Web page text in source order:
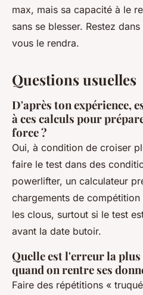
max, mais sa capacité à le
sans se blesser. Restez
vous le rendra.
Questions usuelles
D'après ton expérience,
à ces calculs pour
force ?
Oui, à condition de croiser
faire le test dans des
powerlifter, un calculateur
chargements de
les clous, surtout si le test
avant la date butoir.
Quelle est l'erreur la plus
quand on rentre ses
Faire des répétitions «